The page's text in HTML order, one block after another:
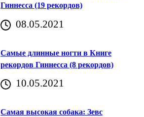
Гиннесса (19 рекордов)
08.05.2021
Самые длинные ногти в Книге
рекордов Гиннесса (8 рекордов)
10.05.2021
Самая высокая собака: Зевс